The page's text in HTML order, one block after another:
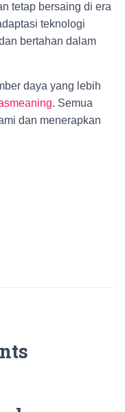
tetap bersaing di era
teknologi
bertahan dalam
daya yang lebih
. Semua
dan menerapkan